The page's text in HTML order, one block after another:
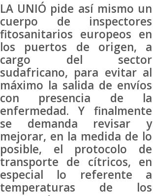
LA UNIÓ pide así mismo un
cuerpo de inspectores
fitosanitarios europeos en
los puertos de origen, a
cargo del sector
sudafricano, para evitar al
máximo la salida de envíos
con presencia de la
enfermedad. Y finalmente
se demanda revisar y
mejorar, en la medida de lo
posible, el protocolo de
transporte de cítricos, en
especial lo referente a
temperaturas de los